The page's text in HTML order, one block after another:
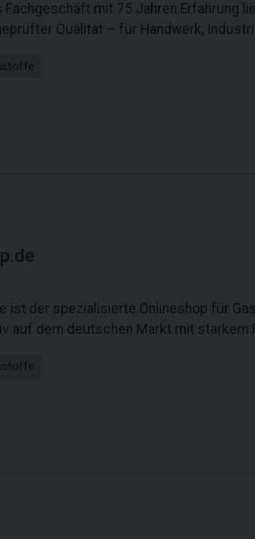
Fachgeschäft mit 75 Jahren Erfahrung
Qualität – für Handwerk,
ist der spezialisierte Onlineshop für
auf dem deutschen Markt mit starkem